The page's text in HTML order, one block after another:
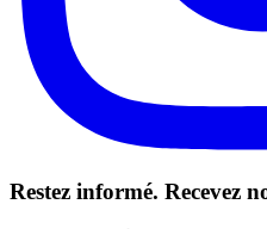
Restez informé. Recevez